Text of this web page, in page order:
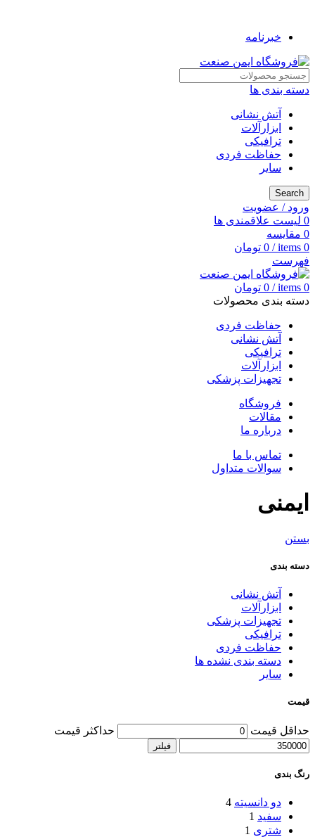
خبرنامه
دسته بندی ها
آتش نشانی
ابزارآلات
ترافیکی
حفاظت فردی
سایر
Search
ورود / عضویت
0 لیست علاقمندی ها
0 مقایسه
0
items
/
0 تومان
فهرست
0
items
/
0 تومان
دسته بندی محصولات
حفاظت فردی
آتش نشانی
ترافیکی
ابزارآلات
تجهیزات پزشکی
فروشگاه
مقالات
درباره ما
تماس با ما
سوالات متداول
ایمنی
بستن
دسته بندی
آتش نشانی
ابزارآلات
تجهیزات پزشکی
ترافیکی
حفاظت فردی
دسته بندی نشده ها
سایر
قیمت
حداقل قیمت حداکثر قیمت
فیلتر
رنگ بندی
دو دانسیته 4
سفید 1
شتری 1